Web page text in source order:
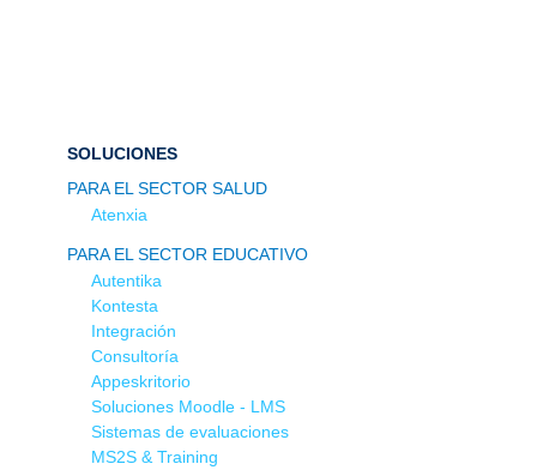
SOLUCIONES
PARA EL SECTOR SALUD
Atenxia
PARA EL SECTOR EDUCATIVO
Autentika
Kontesta
Integración
Consultoría
Appeskritorio
Soluciones Moodle - LMS
Sistemas de evaluaciones
MS2S & Training